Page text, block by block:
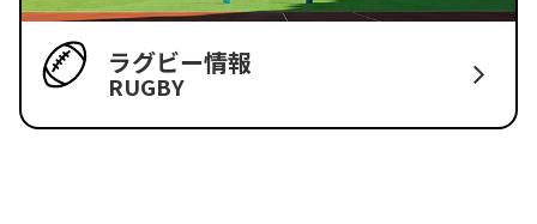
ラグビー情報
RUGBY